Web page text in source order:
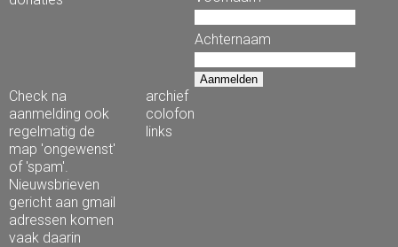
Achternaam
Check na
aanmelding ook
regelmatig de
map 'ongewenst'
of 'spam'.
Nieuwsbrieven
gericht aan gmail
adressen komen
vaak daarin
archief
colofon
links